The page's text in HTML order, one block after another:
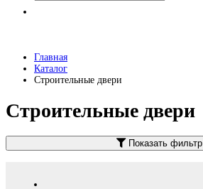
Главная
Каталог
Строительные двери
Строительные двери
Показать фильтр